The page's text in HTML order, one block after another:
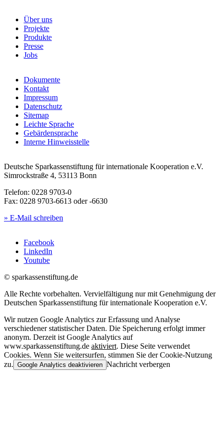
Über uns
Projekte
Produkte
Presse
Jobs
Dokumente
Kontakt
Impressum
Datenschutz
Sitemap
Leichte Sprache
Gebärdensprache
Interne Hinweisstelle
Deutsche Sparkassenstiftung für internationale Kooperation e.V.
Simrockstraße 4, 53113 Bonn
Telefon: 0228 9703-0
Fax: 0228 9703-6613 oder -6630
» E-Mail schreiben
Facebook
LinkedIn
Youtube
© sparkassenstiftung.de
Alle Rechte vorbehalten. Vervielfältigung nur mit Genehmigung der
Deutschen Sparkassenstiftung für internationale Kooperation e.V.
Wir nutzen Google Analytics zur Erfassung und Analyse
verschiedener statistischer Daten. Die Speicherung erfolgt immer
anonym. Derzeit ist Google Analytics auf
www.sparkassenstiftung.de aktiviert. Diese Seite verwendet
Cookies. Wenn Sie weitersurfen, stimmen Sie der Cookie-Nutzung
zu. Google Analytics deaktivieren Nachricht verbergen